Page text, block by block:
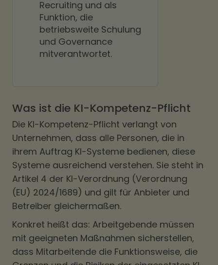
Recruiting und als
Funktion, die
betriebsweite Schulung
und Governance
mitverantwortet.
Was ist die KI-Kompetenz-Pflicht
Die KI-Kompetenz-Pflicht verlangt von
Unternehmen, dass alle Personen, die in
ihrem Auftrag KI-Systeme bedienen, diese
Systeme ausreichend verstehen. Sie steht in
Artikel 4 der KI-Verordnung (Verordnung
(EU) 2024/1689) und gilt für Anbieter und
Betreiber gleichermaßen.
Konkret heißt das: Arbeitgebende müssen
mit geeigneten Maßnahmen sicherstellen,
dass Mitarbeitende die Funktionsweise, die